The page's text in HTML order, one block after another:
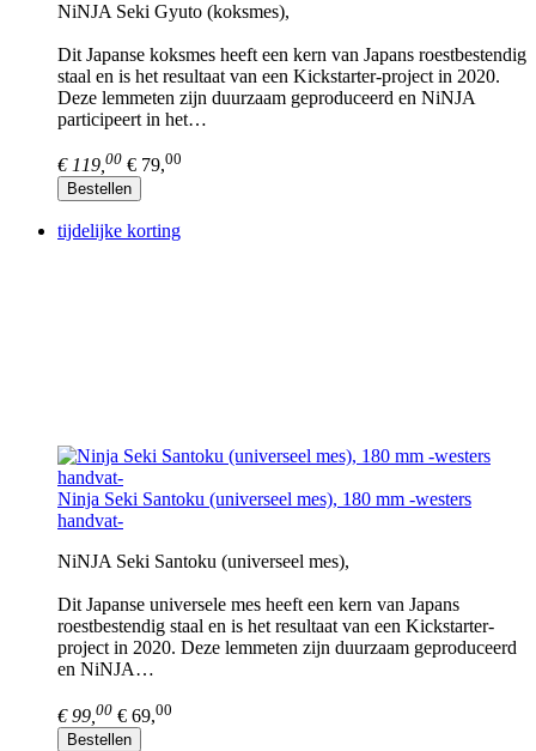
NiNJA Seki Gyuto (koksmes),
Dit Japanse koksmes heeft een kern van Japans roestbestendig
staal en is het resultaat van een Kickstarter-project in 2020.
Deze lemmeten zijn duurzaam geproduceerd en NiNJA
participeert in het…
€ 119,00 € 79,00
Bestellen
tijdelijke korting
Ninja Seki Santoku (universeel mes), 180 mm -westers
handvat-
NiNJA Seki Santoku (universeel mes),
Dit Japanse universele mes heeft een kern van Japans
roestbestendig staal en is het resultaat van een Kickstarter-
project in 2020. Deze lemmeten zijn duurzaam geproduceerd
en NiNJA…
€ 99, 00 € 69,00
Bestellen